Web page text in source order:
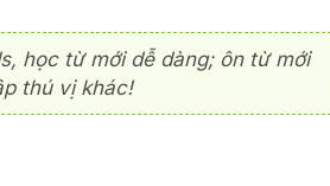
học từ mới dễ dàng; ôn từ mới
thú vị khác!